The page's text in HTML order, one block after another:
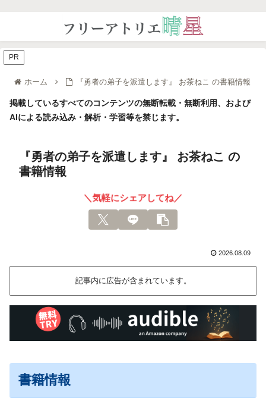
ホーム 『勇者の弟子を派遣します』 お茶ねこ の書籍情報
掲載しているすべてのコンテンツの無断転載・無断利用、および
AIによる読み込み・解析・学習等を禁じます。
『勇者の弟子を派遣します』 お茶ねこ の
書籍情報
＼気軽にシェアしてね／
2026.08.09
記事内に広告が含まれています。
PR
書籍情報